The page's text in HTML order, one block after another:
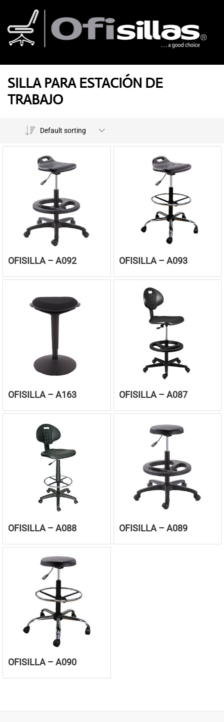
SILLA PARA ESTACIÓN DE
TRABAJO
Default sorting
OFISILLA – A092 OFISILLA – A093
OFISILLA – A163 OFISILLA – A087
OFISILLA – A088 OFISILLA – A089
OFISILLA – A090